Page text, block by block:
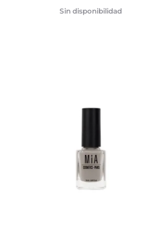
Sin disponibilidad